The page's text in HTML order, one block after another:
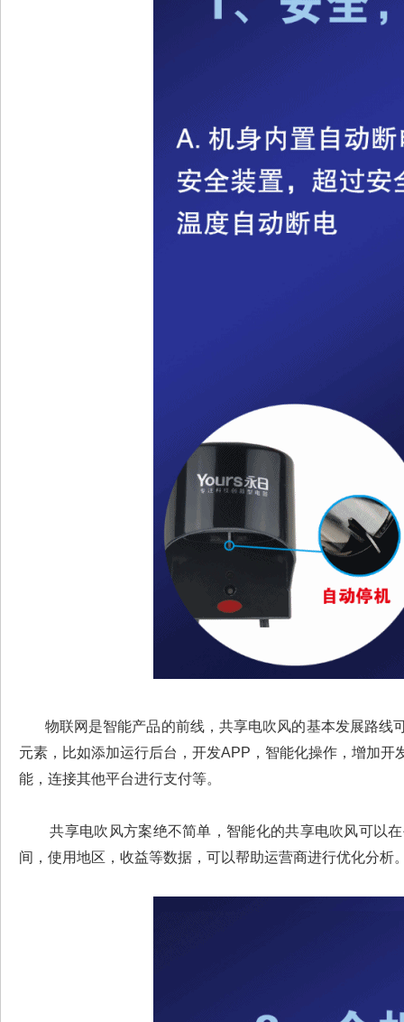
物联网是智能产品的前线，共享电吹风的基本发展路线
元素，比如添加运行后台，开发APP，智能化操作，增加
能，连接其他平台进行支付等。
共享电吹风方案绝不简单，智能化的共享电吹风可以在
间，使用地区，收益等数据，可以帮助运营商进行优化分析